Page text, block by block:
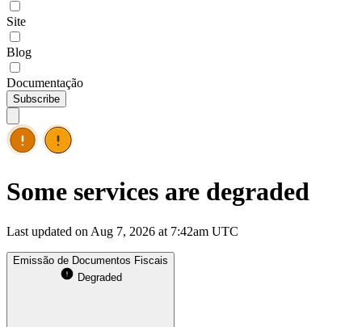
Site
Blog
Documentação
Subscribe
Some services are degraded
Last updated on Aug 7, 2026 at 7:42am UTC
Emissão de Documentos Fiscais
Degraded